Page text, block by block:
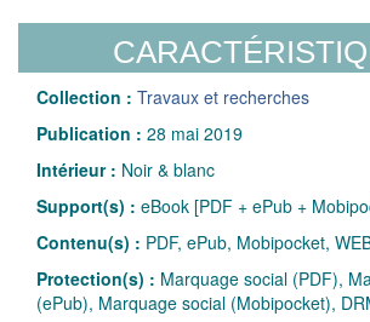
Collection : Travaux et recherches
Publication : 28 mai 2019
Intérieur : Noir & blanc
Support(s) : eBook [PDF + ePub +
Contenu(s) : PDF, ePub, Mobipocket,
Protection(s) : Marquage social (PDF),
(ePub), Marquage social (Mobipocket),